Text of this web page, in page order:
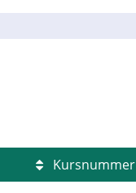
Kursnummer